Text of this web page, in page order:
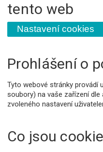
tento web
Nastavení cookies
Prohlášení o
Tyto webové stránky provádí
soubory) na vaše zařízení dle
zvoleného nastavení
Co jsou